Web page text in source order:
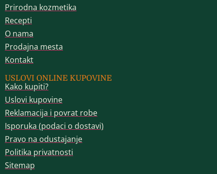
Prirodna kozmetika
Recepti
O nama
Prodajna mesta
Kontakt
USLOVI ONLINE KUPOVINE
Kako kupiti?
Uslovi kupovine
Reklamacija i povrat robe
Isporuka (podaci o dostavi)
Pravo na odustajanje
Politika privatnosti
Sitemap